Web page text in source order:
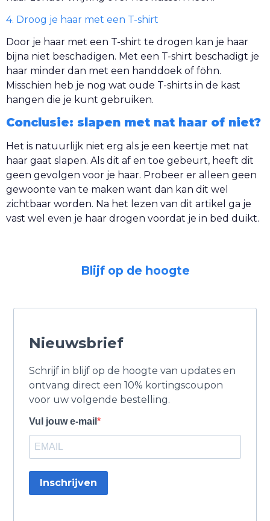
4. Droog je haar met een T-shirt
Door je haar met een T-shirt te drogen kan je haar
bijna niet beschadigen. Met een T-shirt beschadigt je
haar minder dan met een handdoek of föhn.
Misschien heb je nog wat oude T-shirts in de kast
hangen die je kunt gebruiken.
Conclusie: slapen met nat haar of niet?
Het is natuurlijk niet erg als je een keertje met nat
haar gaat slapen. Als dit af en toe gebeurt, heeft dit
geen gevolgen voor je haar. Probeer er alleen geen
gewoonte van te maken want dan kan dit wel
zichtbaar worden. Na het lezen van dit artikel ga je
vast wel even je haar drogen voordat je in bed duikt.
Blijf op de hoogte
Nieuwsbrief
Schrijf in blijf op de hoogte van updates en
ontvang direct een 10% kortingscoupon
voor uw volgende bestelling.
Vul jouw e-mail
Inschrijven